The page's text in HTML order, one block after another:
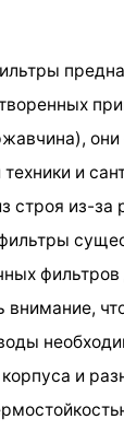
и
строя из-за
фильтров
и